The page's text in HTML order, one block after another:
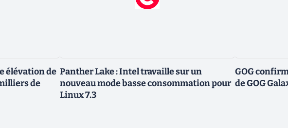
élévation de
de
Panther Lake : Intel travaille sur un
nouveau mode basse consommation pour
Linux 7.3
GOG
de GOG